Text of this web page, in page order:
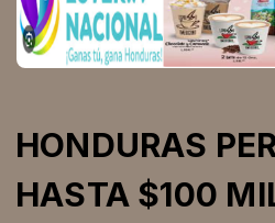
HONDURAS
HASTA $100